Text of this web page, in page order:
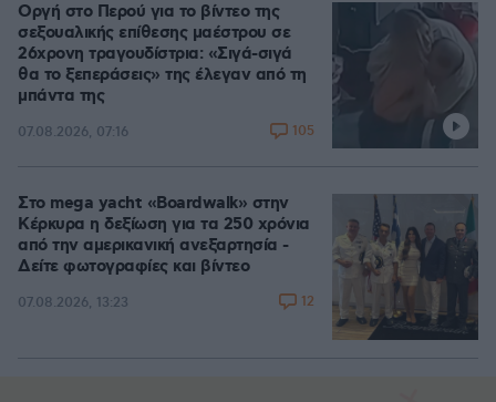
Οργή στο Περού για το βίντεο της
σεξουαλικής επίθεσης μαέστρου σε
26χρονη τραγουδίστρια: «Σιγά-σιγά
θα το ξεπεράσεις» της έλεγαν από τη
μπάντα της
07.08.2026, 07:16 105
Στο mega yacht «Boardwalk» στην
Κέρκυρα η δεξίωση για τα 250 χρόνια
από την αμερικανική ανεξαρτησία -
Δείτε φωτογραφίες και βίντεο
07.08.2026, 13:23 12